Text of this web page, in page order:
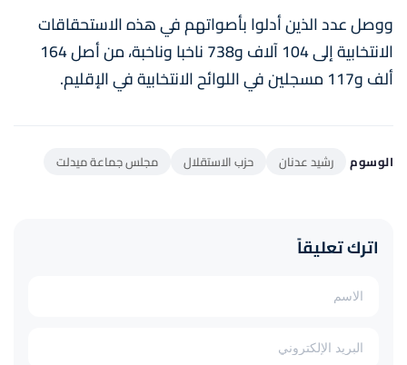
ووصل عدد الذين أدلوا بأصواتهم في هذه الاستحقاقات
الانتخابية إلى 104 آلاف و738 ناخبا وناخبة، من أصل 164
ألف و117 مسجلين في اللوائح الانتخابية في الإقليم.
الوسوم رشيد عدنان حزب الاستقلال مجلس جماعة ميدلت
اترك تعليقاً